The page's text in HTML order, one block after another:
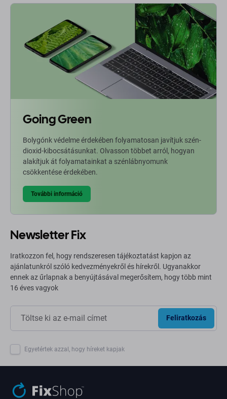
Going Green
Bolygónk védelme érdekében folyamatosan javítjuk szén-
dioxid-kibocsátásunkat. Olvasson többet arról, hogyan
alakítjuk át folyamatainkat a szénlábnyomunk
csökkentése érdekében.
További információ
Newsletter Fix
Iratkozzon fel, hogy rendszeresen tájékoztatást kapjon az
ajánlatunkról szóló kedvezményekről és hírekről. Ugyanakkor
ennek az űrlapnak a benyújtásával megerősítem, hogy több mint
16 éves vagyok
Feliratkozás
Egyetértek azzal, hogy híreket kapjak